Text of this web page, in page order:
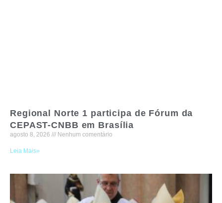
Regional Norte 1 participa de Fórum da
CEPAST-CNBB em Brasília
agosto 8, 2026 Nenhum comentário
Leia Mais»